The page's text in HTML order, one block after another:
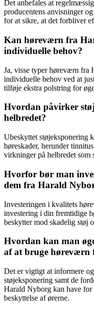
Det anbefales at
producentens anvisninger
for at sikre, at det forbliver
Kan høreværn fra
individuelle behov?
Ja, visse typer høreværn fra
individuelle behov ved at
tilføje ekstra polstring for
Hvordan påvirker
helbredet?
Ubeskyttet støjeksponering
høreskader, herunder
virkninger på helbredet som
Hvorfor bør man
dem fra Harald
Investeringen i kvalitets
investering i din fremtidige
beskytter mod skadelig støj
Hvordan kan man
af at bruge høreværn
Det er vigtigt at informere
støjeksponering samt de
Harald Nyborg kan have
beskyttelse af ørerne.